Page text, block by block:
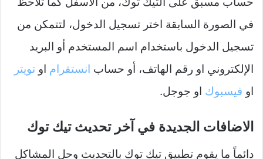
في الصورة السابقة اختر تسجيل الدخول، لتتمكن من
تسجيل الدخول باستخدام اسم المستخدم أو البريد
الإلكتروني او رقم الهاتف، أو حساب انستقرام او تويتر
او فيسبوك او جوجل.
الاضافات الجديدة في آخر تحديث تيك توك
دائماً ما يقوم تطبيق تيك توك بالتحديث وحل المشاكل